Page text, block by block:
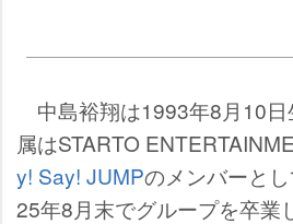
中島裕翔は1993年8月10日
属はSTARTO
y! Say! JUMPのメンバーと
25年8月末でグループを卒業